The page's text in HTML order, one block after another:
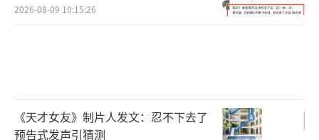
2026-08-09 10:15:26
《天才女友》制片人发文：忍不下去了
预告式发声引猜测